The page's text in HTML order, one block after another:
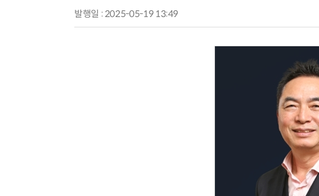
발행일 : 2025-05-19 13:49